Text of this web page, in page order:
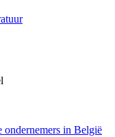
in België